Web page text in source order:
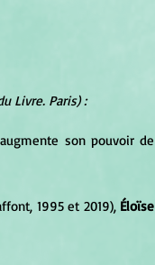
Livre. Paris) :
son pouvoir de
1995 et 2019), Éloïse